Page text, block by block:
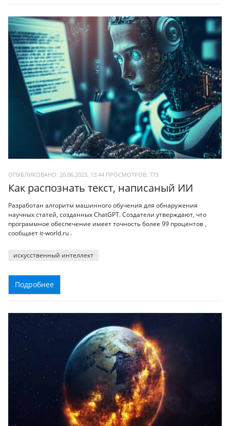
ОПУБЛИКОВАНО: 20.06.2023, 13:44 ПРОСМОТРОВ: 773
Как распознать текст, написаный ИИ
Разработан алгоритм машинного обучения для обнаружения
научных статей, созданных ChatGPT. Создатели утверждают, что
программное обеспечение имеет точность более 99 процентов ,
сообщает it-world.ru .
искусственный интеллект
Подробнее